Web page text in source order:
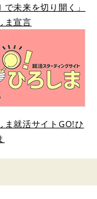
で未来を切り開く」
ま宣言
ま就活サイトGO!ひ